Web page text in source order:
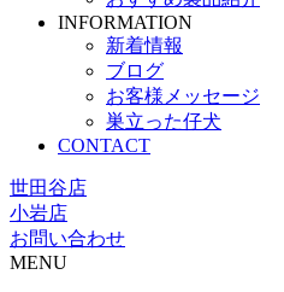
INFORMATION
新着情報
ブログ
お客様メッセージ
巣立った仔犬
CONTACT
世田谷店
小岩店
お問い合わせ
MENU